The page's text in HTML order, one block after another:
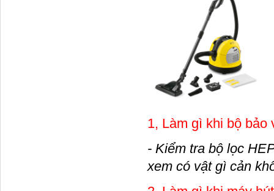
1, Làm gì khi bộ bảo
- Kiểm tra bộ lọc
xem có vật gì cản